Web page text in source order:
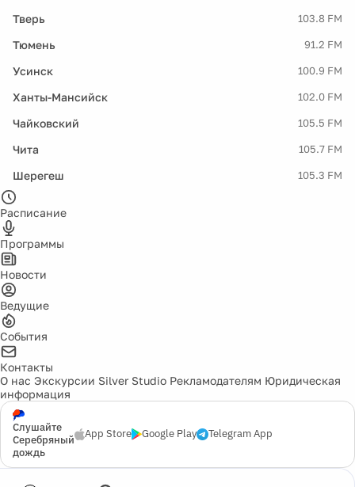
Тверь 103.8 FM
Тюмень 91.2 FM
Усинск 100.9 FM
Ханты-Мансийск 102.0 FM
Чайковский 105.5 FM
Чита 105.7 FM
Шерегеш 105.3 FM
Расписание
Программы
Новости
Ведущие
События
Контакты
О нас Экскурсии Silver Studio Рекламодателям Юридическая
информация
Слушайте
Серебряный
дождь
App Store Google Play Telegram App